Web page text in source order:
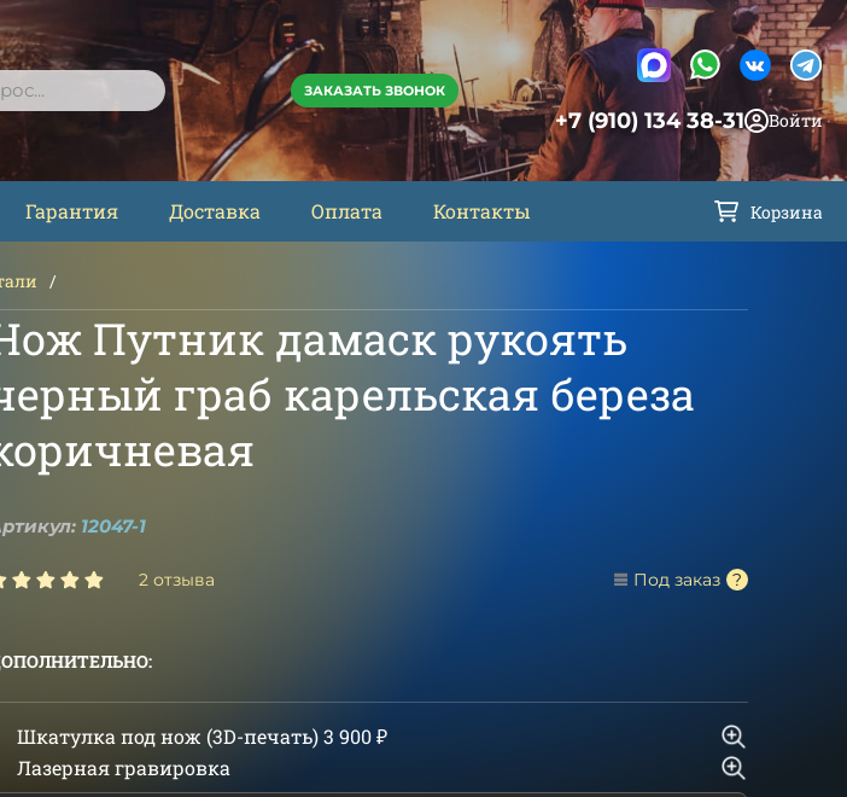
ПОИСК ЗАКАЗАТЬ ЗВОНОК
+7 (910) 134 38-31 Войти
Гарантия Доставка Оплата Контакты Корзина
Путник дамаск рукоять
граб карельская береза
12047-1
2 отзыва Под заказ
Шкатулка под нож (3D-печать)3 900₽
Лазерная гравировка